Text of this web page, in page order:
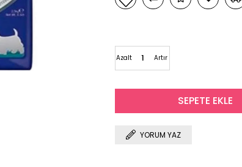
Artır
Azalt
YORUM YAZ